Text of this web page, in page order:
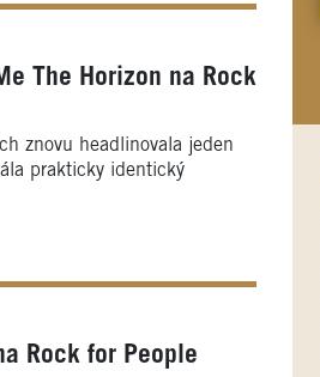
The Horizon na Rock
znovu headlinovala jeden
prakticky identický
Rock for People